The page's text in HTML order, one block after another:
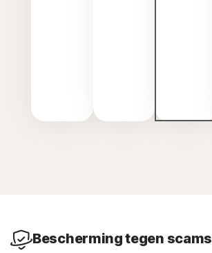
Bescherming tegen scams